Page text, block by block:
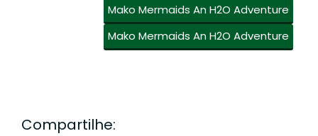
Mako Mermaids An H2O Adventure
Mako Mermaids An H2O Adventure
Compartilhe: